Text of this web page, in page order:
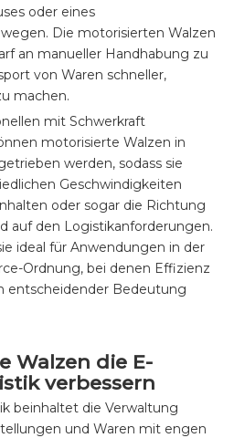
oder eines
Die motorisierten Walzen
an manueller Handhabung zu
von Waren schneller,
machen.
mit Schwerkraft
motorisierte Walzen in
werden, sodass sie
Geschwindigkeiten
oder sogar die Richtung
auf den Logistikanforderungen.
ideal für Anwendungen in der
Ordnung, bei denen Effizienz
entscheidender Bedeutung
Walzen die E-
verbessern
beinhaltet die Verwaltung
und Waren mit engen